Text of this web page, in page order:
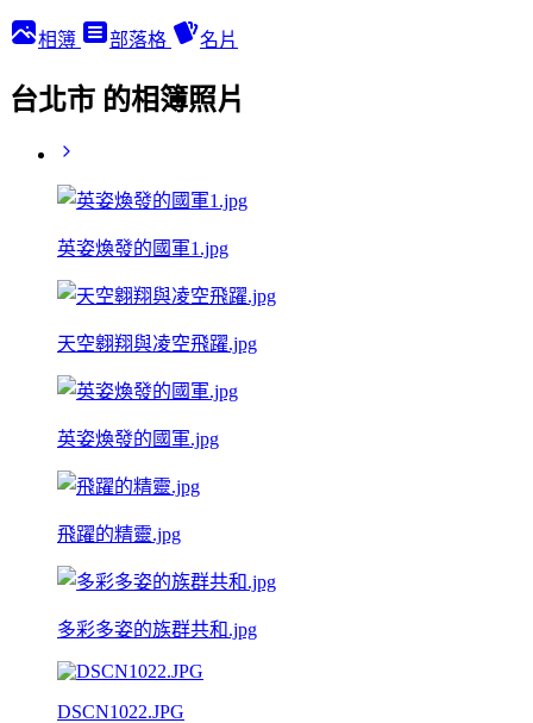
相簿 部落格 名片
台北市 的相簿照片
英姿煥發的國軍1.jpg
天空翱翔與凌空飛躍.jpg
英姿煥發的國軍.jpg
飛躍的精靈.jpg
多彩多姿的族群共和.jpg
DSCN1022.JPG